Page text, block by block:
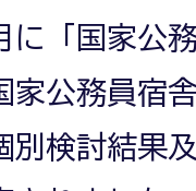
に「国家公
家公務員宿
別検討結果